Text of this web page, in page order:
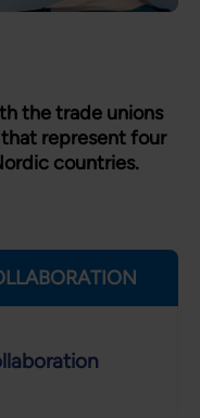
the trade unions
represent four
countries.